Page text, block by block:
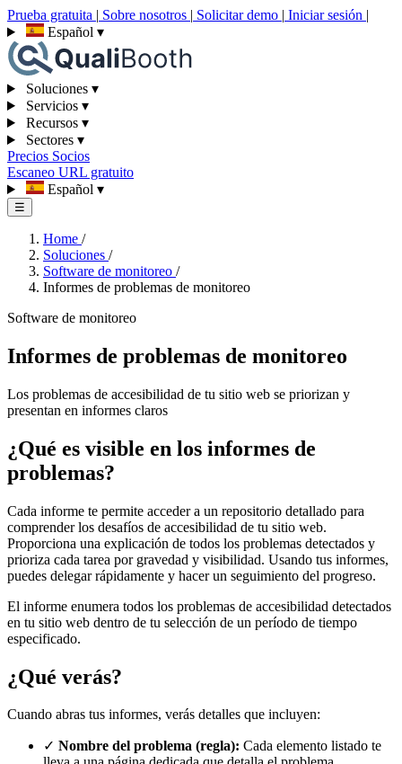
Prueba gratuita | Sobre nosotros | Solicitar demo | Iniciar sesión |
Español ▾
Soluciones ▾
Servicios ▾
Recursos ▾
Sectores ▾
Precios Socios
Escaneo URL gratuito
Español ▾
☰
Home /
Soluciones /
Software de monitoreo /
Informes de problemas de monitoreo
Software de monitoreo
Informes de problemas de monitoreo
Los problemas de accesibilidad de tu sitio web se priorizan y
presentan en informes claros
¿Qué es visible en los informes de
problemas?
Cada informe te permite acceder a un repositorio detallado para
comprender los desafíos de accesibilidad de tu sitio web.
Proporciona una explicación de todos los problemas detectados y
prioriza cada tarea por gravedad y visibilidad. Usando tus informes,
puedes delegar rápidamente y hacer un seguimiento del progreso.
El informe enumera todos los problemas de accesibilidad detectados
en tu sitio web dentro de tu selección de un período de tiempo
especificado.
¿Qué verás?
Cuando abras tus informes, verás detalles que incluyen:
✓ Nombre del problema (regla): Cada elemento listado te